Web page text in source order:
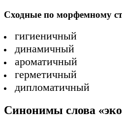
Сходные по морфемному
гигиеничный
динамичный
ароматичный
герметичный
дипломатичный
Синонимы слова